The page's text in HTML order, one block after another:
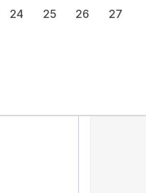
24 25 26 27